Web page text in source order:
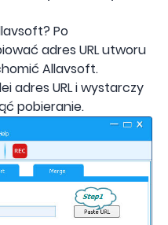
Po
adres URL utworu
Allavsoft.
adres URL i wystarczy
pobieranie.